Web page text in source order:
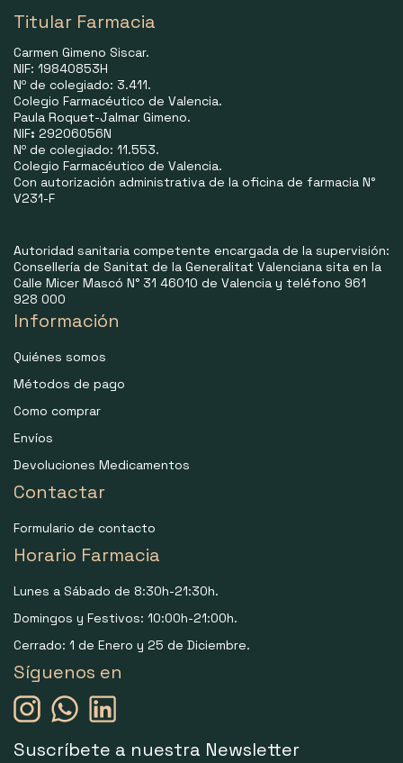
Titular Farmacia
Carmen Gimeno Siscar.
NIF: 19840853H
Nº de colegiado: 3.411.
Colegio Farmacéutico de Valencia.
Paula Roquet-Jalmar Gimeno.
NIF: 29206056N
Nº de colegiado: 11.553.
Colegio Farmacéutico de Valencia.
Con autorización administrativa de la oficina de farmacia N°
V231-F
Autoridad sanitaria competente encargada de la supervisión:
Consellería de Sanitat de la Generalitat Valenciana sita en la
Calle Micer Mascó N° 31 46010 de Valencia y teléfono 961
928 000
Información
Quiénes somos
Métodos de pago
Como comprar
Envíos
Devoluciones Medicamentos
Contactar
Formulario de contacto
Horario Farmacia
Lunes a Sábado de 8:30h-21:30h.
Domingos y Festivos: 10:00h-21:00h.
Cerrado: 1 de Enero y 25 de Diciembre.
Síguenos en
Suscríbete a nuestra Newsletter